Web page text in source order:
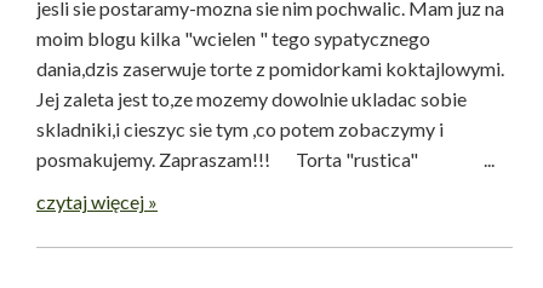
jesli sie postaramy-mozna sie nim pochwalic. Mam juz na
moim blogu kilka "wcielen " tego sypatycznego
dania,dzis zaserwuje torte z pomidorkami koktajlowymi.
Jej zaleta jest to,ze mozemy dowolnie ukladac sobie
skladniki,i cieszyc sie tym ,co potem zobaczymy i
posmakujemy. Zapraszam!!! Torta "rustica" ...
czytaj więcej »